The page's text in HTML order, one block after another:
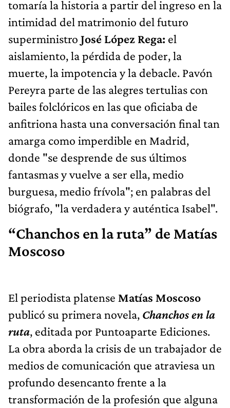
tomaría la historia a partir del ingreso en la
intimidad del matrimonio del futuro
superministro José López Rega: el
aislamiento, la pérdida de poder, la
muerte, la impotencia y la debacle. Pavón
Pereyra parte de las alegres tertulias con
bailes folclóricos en las que oficiaba de
anfitriona hasta una conversación final tan
amarga como imperdible en Madrid,
donde "se desprende de sus últimos
fantasmas y vuelve a ser ella, medio
burguesa, medio frívola"; en palabras del
biógrafo, "la verdadera y auténtica Isabel".
“Chanchos en la ruta” de Matías
Moscoso
El periodista platense Matías Moscoso
publicó su primera novela, Chanchos en la
ruta, editada por Puntoaparte Ediciones.
La obra aborda la crisis de un trabajador de
medios de comunicación que atraviesa un
profundo desencanto frente a la
transformación de la profesión que alguna